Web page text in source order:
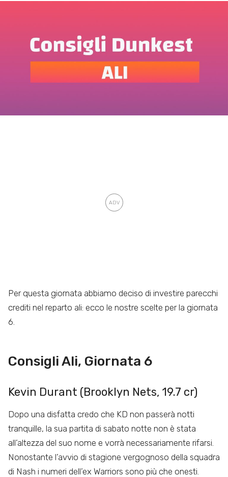
Per questa giornata abbiamo deciso di investire parecchi
crediti nel reparto ali: ecco le nostre scelte per la giornata
6.
Consigli Ali, Giornata 6
Kevin Durant (Brooklyn Nets, 19.7 cr)
Dopo una disfatta credo che KD non passerà notti
tranquille, la sua partita di sabato notte non è stata
all’altezza del suo nome e vorrà necessariamente rifarsi.
Nonostante l’avvio di stagione vergognoso della squadra
di Nash i numeri dell’ex Warriors sono più che onesti.